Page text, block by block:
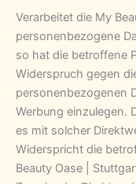
Verarbeitet die My
personenbezogene
so hat die betroffene
Widerspruch gegen
personenbezogenen
Werbung einzulegen.
es mit solcher
Widerspricht die
Beauty Oase |